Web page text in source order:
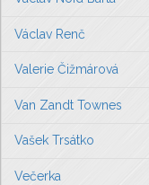
Václav Renč
Valerie Čižmárová
Van Zandt Townes
Vašek Trsátko
Večerka